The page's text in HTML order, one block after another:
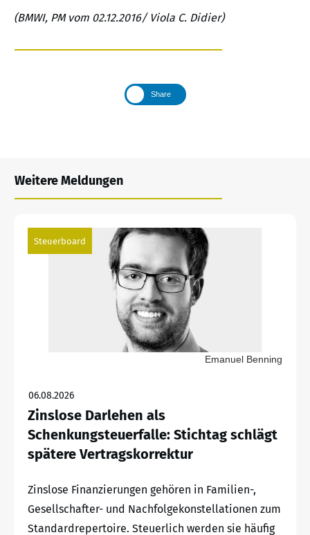
(BMWI, PM vom 02.12.2016/ Viola C. Didier)
Share
Weitere Meldungen
Steuerboard
Emanuel Benning
06.08.2026
Zinslose Darlehen als
Schenkungsteuerfalle: Stichtag schlägt
spätere Vertragskorrektur
Zinslose Finanzierungen gehören in Familien-,
Gesellschafter- und Nachfolgekonstellationen zum
Standardrepertoire. Steuerlich werden sie häufig